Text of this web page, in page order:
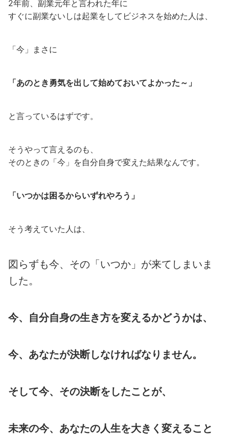
2年前、副業元年と言われた年に
すぐに副業ないしは起業をしてビジネスを始めた人は、
「今」まさに
「あのとき勇気を出して始めておいてよかった～」
と言っているはずです。
そうやって言えるのも、
そのときの「今」を自分自身で変えた結果なんです。
「いつかは困るからいずれやろう」
そう考えていた人は、
図らずも今、その「いつか」が来てしまいま
した。
今、自分自身の生き方を変えるかどうかは、
今、あなたが決断しなければなりません。
そして今、その決断をしたことが、
未来の今、あなたの人生を大きく変えること